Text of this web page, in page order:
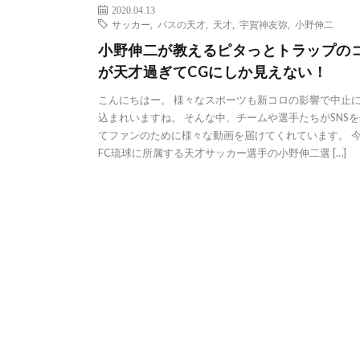
2020.04.13
サッカー
パスの天才 天才 宇賀神友弥 小野伸二
小野伸二が教えるピタっとトラップの
が天才過ぎてCGにしか見えない！
こんにちはー。 様々なスポーツも新コロの影響で中止
込まれいますね。 そんな中、チームや選手たちがSNS
てファンのために様々な動画を届けてくれています。
FC琉球に所属する天才サッカー選手の小野伸二選 […]